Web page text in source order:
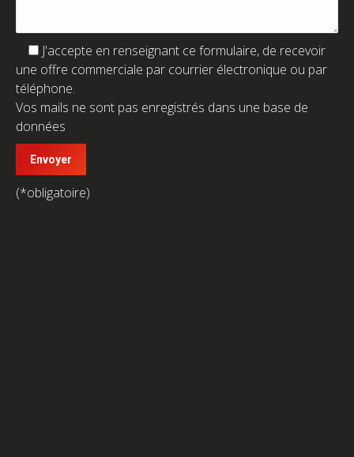
J'accepte en renseignant ce formulaire, de recevoir
une offre commerciale par courrier électronique ou par
téléphone.
Vos mails ne sont pas enregistrés dans une base de
données
(*obligatoire)